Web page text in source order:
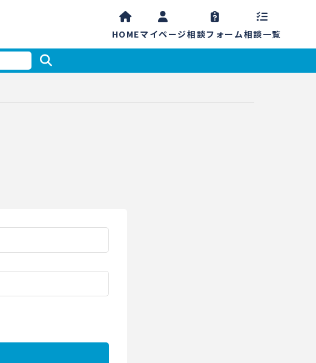
HOMEマイページ相談フォーム相談一覧